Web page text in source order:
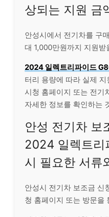
상되는 지원 금
안성시에서 전기차를 구
대 1,000만원까지 지원받
2024 일렉트리파이드
터리 용량에 따라 실제
시청 홈페이지 또는 전기
자세한 정보를 확인하는
안성 전기차 보
2024 일렉트리
시 필요한 서류
안성시 전기차 보조금 신
청 홈페이지 또는 방문을